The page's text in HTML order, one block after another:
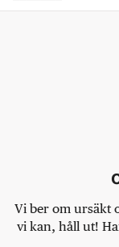
Vi ber om ursäkt
vi kan, håll ut!